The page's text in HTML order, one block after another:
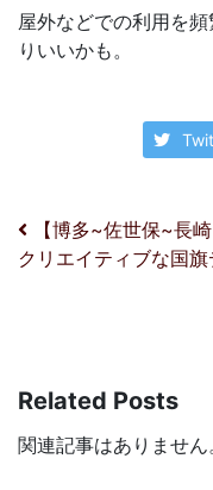
屋外などでの利用を
りいいかも。
投稿ナビ
【博多~佐世保~長
クリエイティブな国
Related Posts
関連記事はありません